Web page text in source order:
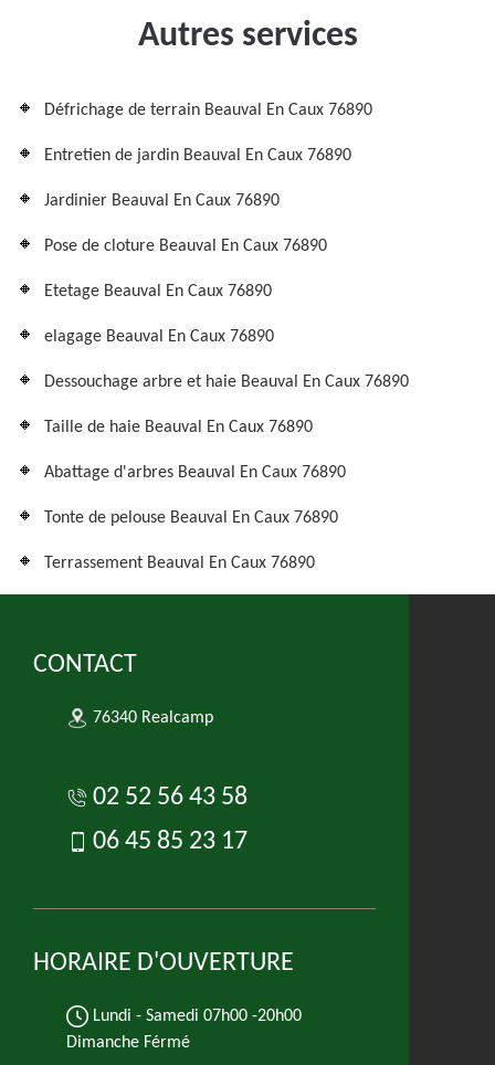
Autres services
Défrichage de terrain Beauval En Caux 76890
Entretien de jardin Beauval En Caux 76890
Jardinier Beauval En Caux 76890
Pose de cloture Beauval En Caux 76890
Etetage Beauval En Caux 76890
elagage Beauval En Caux 76890
Dessouchage arbre et haie Beauval En Caux 76890
Taille de haie Beauval En Caux 76890
Abattage d'arbres Beauval En Caux 76890
Tonte de pelouse Beauval En Caux 76890
Terrassement Beauval En Caux 76890
CONTACT
76340 Realcamp
02 52 56 43 58
06 45 85 23 17
HORAIRE D'OUVERTURE
Lundi - Samedi 07h00 -20h00
Dimanche Férmé